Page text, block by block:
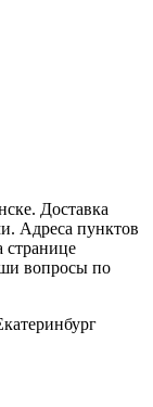
Доставка
Адреса пунктов
странице
вопросы по